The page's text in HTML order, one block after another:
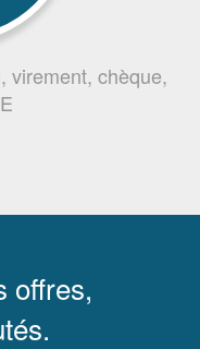
virement, chèque,
offres,